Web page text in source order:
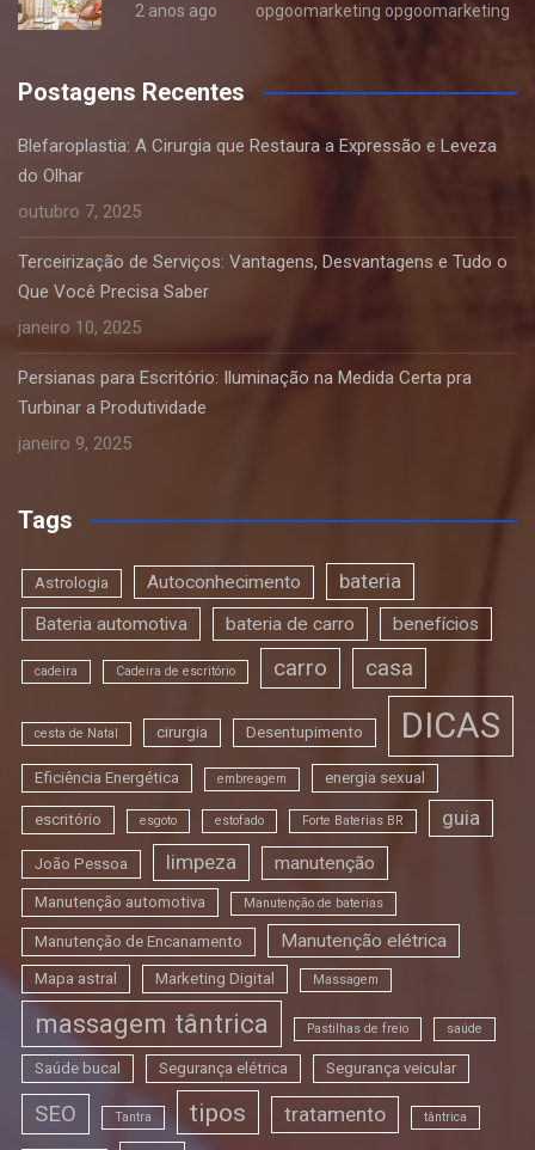
2 anos ago opgoomarketing opgoomarketing
Postagens Recentes
Blefaroplastia: A Cirurgia que Restaura a Expressão e Leveza
do Olhar
outubro 7, 2025
Terceirização de Serviços: Vantagens, Desvantagens e Tudo o
Que Você Precisa Saber
janeiro 10, 2025
Persianas para Escritório: Iluminação na Medida Certa pra
Turbinar a Produtividade
janeiro 9, 2025
Tags
Astrologia Autoconhecimento bateria
Bateria automotiva bateria de carro benefícios
cadeira Cadeira de escritório carro casa
cesta de Natal cirurgia Desentupimento DICAS
Eficiência Energética embreagem energia sexual
escritório esgoto estofado Forte Baterias BR guia
João Pessoa limpeza manutenção
Manutenção automotiva Manutenção de baterias
Manutenção de Encanamento Manutenção elétrica
Mapa astral Marketing Digital Massagem
massagem tântrica Pastilhas de freio saúde
Saúde bucal Segurança elétrica Segurança veicular
SEO Tantra tipos tratamento tântrica